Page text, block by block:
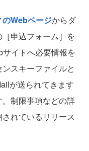
のWebページからダ
申込フォーム］を
イトへ必要情報を
スキーファイルと
が送られてきます
制限事項などの詳
れているリリース